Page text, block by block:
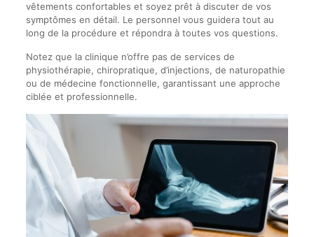
vêtements confortables et soyez prêt à discuter de vos
symptômes en détail. Le personnel vous guidera tout au
long de la procédure et répondra à toutes vos questions.
Notez que la clinique n’offre pas de services de
physiothérapie, chiropratique, d’injections, de naturopathie
ou de médecine fonctionnelle, garantissant une approche
ciblée et professionnelle.